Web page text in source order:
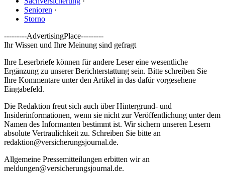
Senioren ·
Storno
---------AdvertisingPlace---------
Ihr Wissen und Ihre Meinung sind gefragt
Ihre Leserbriefe können für andere Leser eine wesentliche
Ergänzung zu unserer Berichterstattung sein. Bitte schreiben Sie
Ihre Kommentare unter den Artikel in das dafür vorgesehene
Eingabefeld.
Die Redaktion freut sich auch über Hintergrund- und
Insiderinformationen, wenn sie nicht zur Veröffentlichung unter dem
Namen des Informanten bestimmt ist. Wir sichern unseren Lesern
absolute Vertraulichkeit zu. Schreiben Sie bitte an
redaktion@versicherungsjournal.de.
Allgemeine Pressemitteilungen erbitten wir an
meldungen@versicherungsjournal.de.